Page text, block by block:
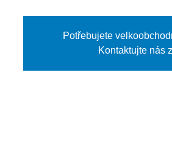
Potřebujete
Kontaktujte nás